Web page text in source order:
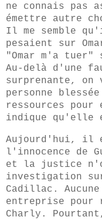
ne connais pas
émettre autre
Il me semble
pesaient sur
"Omar m'a tuer"
Au-delà d'une
surprenante, on
personne
ressources
indique qu'elle
Aujourd'hui, il
l'innocence de
et la justice
investigation
Cadillac.
entreprise pour
Charly.